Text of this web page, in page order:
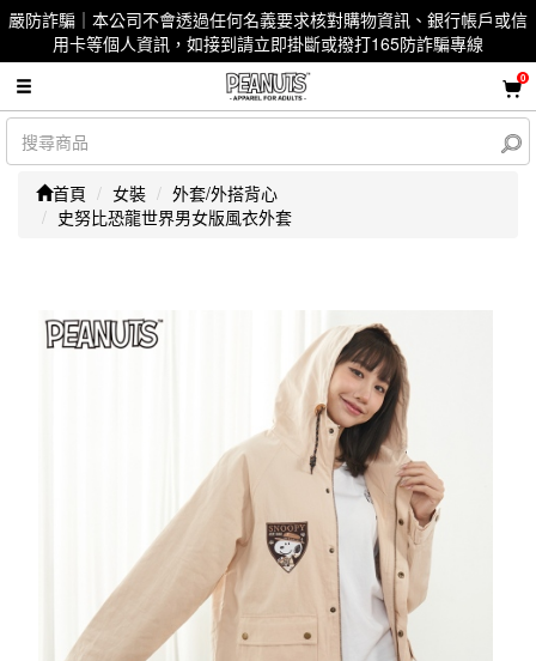
嚴防詐騙｜本公司不會透過任何名義要求核對購物資訊、銀行帳戶或信
用卡等個人資訊，如接到請立即掛斷或撥打165防詐騙專線
0
首頁 女裝
外套/外搭背心
史努比恐龍世界男女版風衣外套